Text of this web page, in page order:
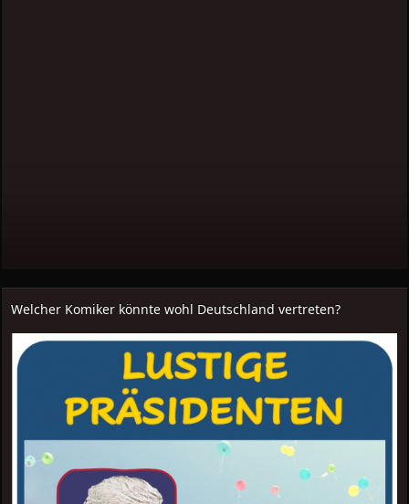
Welcher Komiker könnte wohl Deutschland vertreten?